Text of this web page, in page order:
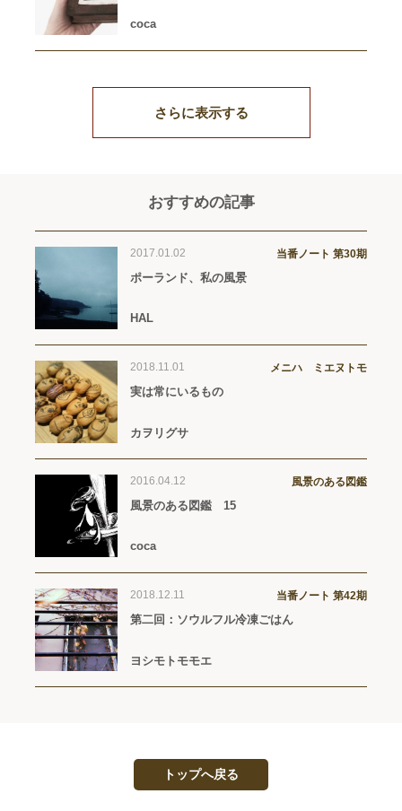
coca
さらに表示する
おすすめの記事
2017.01.02 当番ノート 第30期
ポーランド、私の風景
HAL
2018.11.01 メニハ ミエヌトモ
実は常にいるもの
カヲリグサ
2016.04.12 風景のある図鑑
風景のある図鑑 15
coca
2018.12.11 当番ノート 第42期
第二回：ソウルフル冷凍ごはん
ヨシモトモモエ
トップへ戻る